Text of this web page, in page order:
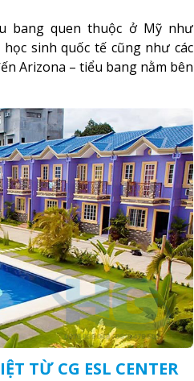
bang quen thuộc ở Mỹ như
sinh quốc tế cũng như các
Arizona – tiểu bang nằm bên
TỪ CG ESL CENTER